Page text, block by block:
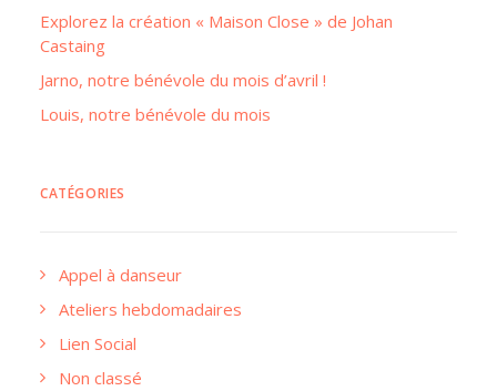
Explorez la création « Maison Close » de Johan
Castaing
Jarno, notre bénévole du mois d’avril !
Louis, notre bénévole du mois
CATÉGORIES
Appel à danseur
Ateliers hebdomadaires
Lien Social
Non classé